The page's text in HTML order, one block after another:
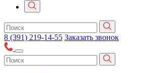
8 (391) 219-14-55 Заказать звонок